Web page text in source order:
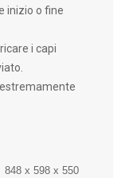
inizio o fine
i capi
848 x 598 x 550